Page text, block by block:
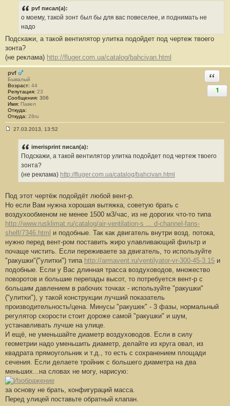
и
е
#
2
pvf писал(а):
о моему, такой зонт был бы для вас повеселее, и поднимать не
надо
Подскажи, а такой вентилятор улитка подойдет под чертеж твоего
зонта?
(не реклама) http://fluger.com.ua/catalog/bahcivan.html
pvf
Бывалый
Возраст: 44
Репутация: 23
Сообщения: 306
Имя: Павел
Откуда:
Откуда: 28ru
1
2
5
27.03.2013, 13:52
imerisprint писал(а):
Подскажи, а такой вентилятор улитка подойдет под чертеж твоего
зонта?
(не реклама) http://fluger.com.ua/catalog/bahcivan.html
Под этот чертёж подойдёт любой вент-р.
Но если Вам нужна хорошая вытяжка, советую брать с
воздухообменом не менее 1500 м3/час, из не дорогих что-то типа
http://www.rusklimat.ru/catalog/air-ventilation-s ... d-channel-fans-
shelf/7346.html и подобные. Так как двигатель внутри возд. потока,
нужно перед вент-ром поставить жиро улавливающий фильтр и
почаще чистить. Если переживаете за двигатель, то используйте
"ракушки"("улитки") типа http://armavent.ru/ventilyator-vr-300-45-3.15 и
подобные. Если у Вас длинная трасса воздуховодов, множество
поворотов и большие перепады высот, то потребуется вент-р с
большим давлением в рабочих точках - используйте "ракушки"
("улитки"), у такой конструкции лучший показатель
производительность/цена. Минусы "ракушек" - 3 фазы, нормальный
регулятор скорости стоит дороже самой "ракушки" и шум,
устанавливать лучше на улице.
И ещё, не уменьшайте диаметр воздуховодов. Если в силу
геометрии надо уменьшить диаметр, делайте из круга овал, из
квадрата прямоугольник и т.д., то есть с сохранением площади
сечения. Если делаете тройник с большего диаметра на два
меньших...на словах не могу, нарисую:
за основу не брать, конфигураций масса.
Перед улицей поставьте обратный клапан.